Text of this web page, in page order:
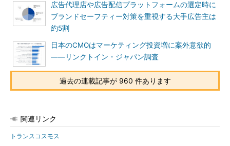
広告代理店や広告配信プラットフォームの選定時に
ブランドセーフティー対策を重視する大手広告主は
約5割
日本のCMOはマーケティング投資増に案外意欲的
――リンクトイン・ジャパン調査
過去の連載記事が 960 件あります
関連リンク
トランスコスモス